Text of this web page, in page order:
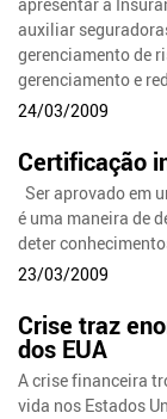
auxiliar
gerenciamento de
gerenciamento e
24/03/2009
Certificação
Ser aprovado em
é uma maneira de
deter
23/03/2009
Crise traz
dos EUA
A crise financeira
vida nos Estados